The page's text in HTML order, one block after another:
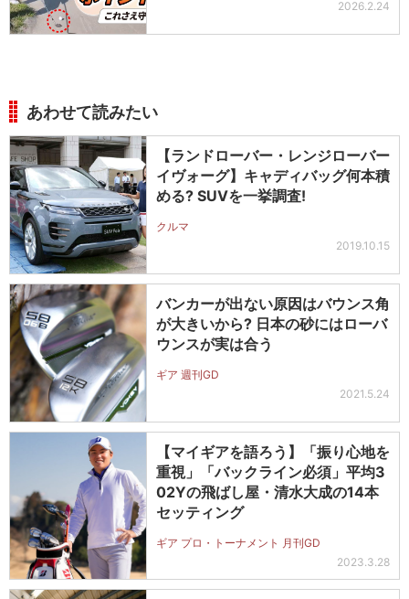
2026.2.24
あわせて読みたい
【ランドローバー・レンジローバー
イヴォーグ】キャディバッグ何本積
める? SUVを一挙調査!
クルマ
2019.10.15
バンカーが出ない原因はバウンス角
が大きいから? 日本の砂にはローバ
ウンスが実は合う
ギア 週刊GD
2021.5.24
【マイギアを語ろう】「振り心地を
重視」「バックライン必須」平均3
02Yの飛ばし屋・清水大成の14本
セッティング
ギア プロ・トーナメント 月刊GD
2023.3.28